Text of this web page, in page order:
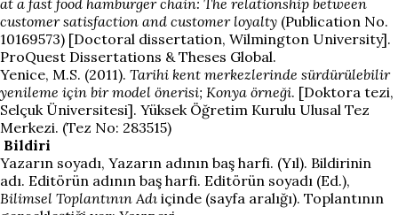
at a fast food hamburger chain: The relationship between
customer satisfaction and customer loyalty (Publication No.
10169573) [Doctoral dissertation, Wilmington University].
ProQuest Dissertations & Theses Global.
Yenice, M.S. (2011). Tarihi kent merkezlerinde sürdürülebilir
yenileme için bir model önerisi; Konya örneği. [Doktora tezi,
Selçuk Üniversitesi]. Yüksek Öğretim Kurulu Ulusal Tez
Merkezi. (Tez No: 283515)
Bildiri
Yazarın soyadı, Yazarın adının baş harfi. (Yıl). Bildirinin
adı. Editörün adının baş harfi. Editörün soyadı (Ed.),
Bilimsel Toplantının Adı içinde (sayfa aralığı). Toplantının